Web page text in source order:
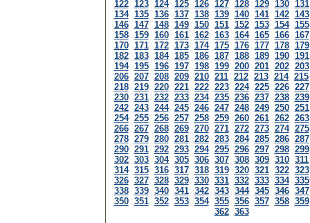
122 123 124 125 126 127 128 129 130 131
134 135 136 137 138 139 140 141 142 143
146 147 148 149 150 151 152 153 154 155
158 159 160 161 162 163 164 165 166 167
170 171 172 173 174 175 176 177 178 179
182 183 184 185 186 187 188 189 190 191
194 195 196 197 198 199 200 201 202 203
206 207 208 209 210 211 212 213 214 215
218 219 220 221 222 223 224 225 226 227
230 231 232 233 234 235 236 237 238 239
242 243 244 245 246 247 248 249 250 251
254 255 256 257 258 259 260 261 262 263
266 267 268 269 270 271 272 273 274 275
278 279 280 281 282 283 284 285 286 287
290 291 292 293 294 295 296 297 298 299
302 303 304 305 306 307 308 309 310 311
314 315 316 317 318 319 320 321 322 323
326 327 328 329 330 331 332 333 334 335
338 339 340 341 342 343 344 345 346 347
350 351 352 353 354 355 356 357 358 359
362 363